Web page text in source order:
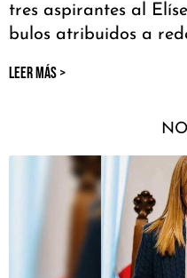
tres aspirantes al
bulos atribuidos a
LEER MÁS >